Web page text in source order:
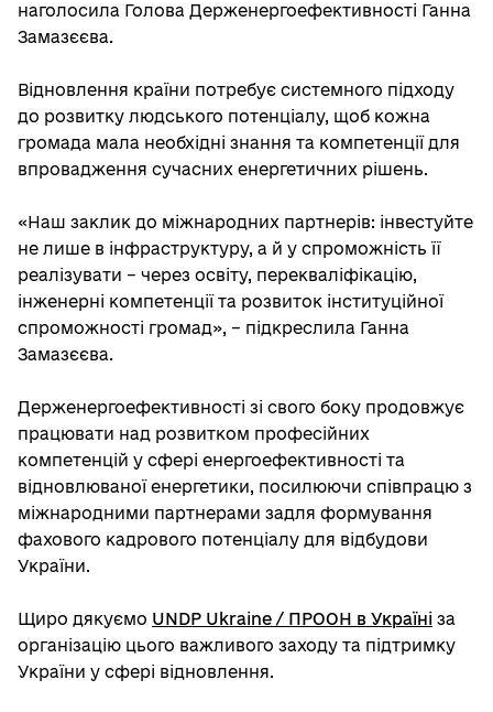
наголосила Голова Держенергоефективності Ганна
Замазєєва.
Відновлення країни потребує системного підходу
до розвитку людського потенціалу, щоб кожна
громада мала необхідні знання та компетенції для
впровадження сучасних енергетичних рішень.
«Наш заклик до міжнародних партнерів: інвестуйте
не лише в інфраструктуру, а й у спроможність її
реалізувати – через освіту, перекваліфікацію,
інженерні компетенції та розвиток інституційної
спроможності громад», – підкреслила Ганна
Замазєєва.
Держенергоефективності зі свого боку продовжує
працювати над розвитком професійних
компетенцій у сфері енергоефективності та
відновлюваної енергетики, посилюючи співпрацю з
міжнародними партнерами задля формування
фахового кадрового потенціалу для відбудови
України.
Щиро дякуємо UNDP Ukraine / ПРООН в Україні за
організацію цього важливого заходу та підтримку
України у сфері відновлення.